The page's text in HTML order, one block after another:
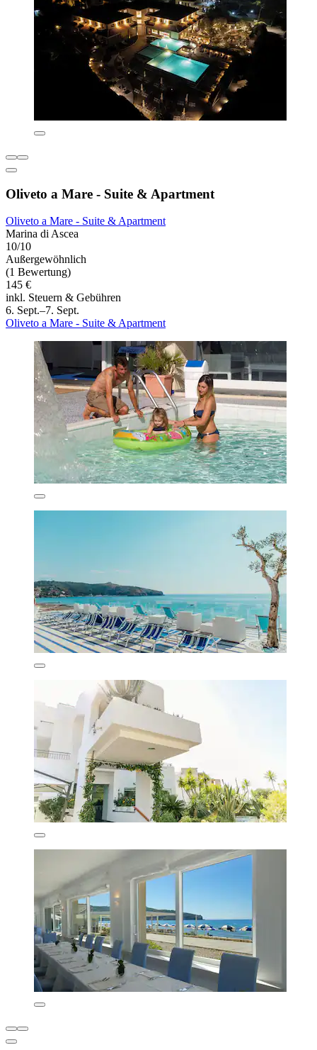
Oliveto a Mare - Suite & Apartment
Oliveto a Mare - Suite & Apartment
Marina di Ascea
10/10
Außergewöhnlich
(1 Bewertung)
145 €
inkl. Steuern & Gebühren
6. Sept.–7. Sept.
Oliveto a Mare - Suite & Apartment